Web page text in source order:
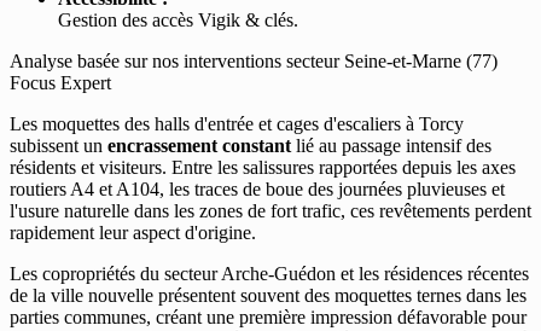
Gestion des accès Vigik & clés.
Analyse basée sur nos interventions secteur Seine-et-Marne (77)
Focus Expert
Les moquettes des halls d'entrée et cages d'escaliers à Torcy
subissent un encrassement constant lié au passage intensif des
résidents et visiteurs. Entre les salissures rapportées depuis les axes
routiers A4 et A104, les traces de boue des journées pluvieuses et
l'usure naturelle dans les zones de fort trafic, ces revêtements perdent
rapidement leur aspect d'origine.
Les copropriétés du secteur Arche-Guédon et les résidences récentes
de la ville nouvelle présentent souvent des moquettes ternes dans les
parties communes, créant une première impression défavorable pour